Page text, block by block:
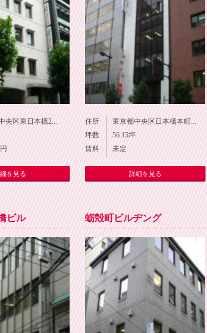
央区東日本橋2...
円
を見る
住所
東京都中央区日本橋本町...
坪数
56.15坪
賃料
未定
詳細を見る
ビル 蛎殻町ビルヂング